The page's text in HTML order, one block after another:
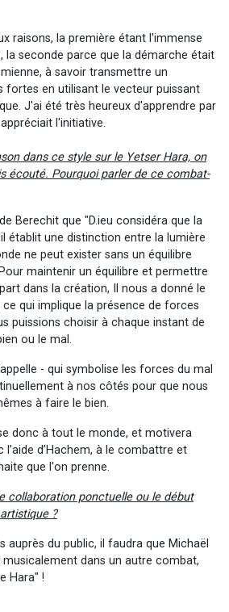
raisons, la première étant l'immense
la seconde parce que la démarche était
à savoir transmettre un
fortes en utilisant le vecteur puissant
J'ai été très heureux d'apprendre par
l'initiative.
dans ce style sur le Yetser Hara, on
écouté. Pourquoi parler de ce combat-
Berechit que "D.ieu considéra que la
établit une distinction entre la lumière
ne peut exister sans un équilibre
maintenir un équilibre et permettre
dans la création, Il nous a donné le
qui implique la présence de forces
puissions choisir à chaque instant de
ou le mal.
- qui symbolise les forces du mal
à nos côtés pour que nous
à faire le bien.
donc à tout le monde, et motivera
d’Hachem, à le combattre et
que l'on prenne.
collaboration ponctuelle ou le début
?
auprès du public, il faudra que Michaël
dans un autre combat,
Hara" !